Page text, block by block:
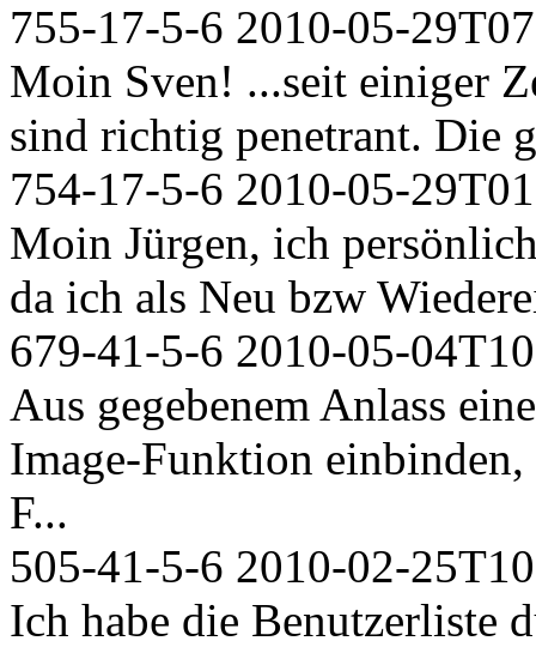
755-17-5-6 2010-05-
Moin Sven! ...seit einiger
sind richtig penetrant. Die
754-17-5-6 2010-05-
Moin Jürgen, ich
da ich als Neu bzw
679-41-5-6 2010-05-
Aus gegebenem Anlass
Image-Funktion
F...
505-41-5-6 2010-02-
Ich habe die Benutzerliste